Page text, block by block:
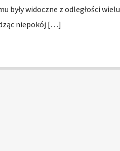
były widoczne z odległości wielu
niepokój […]